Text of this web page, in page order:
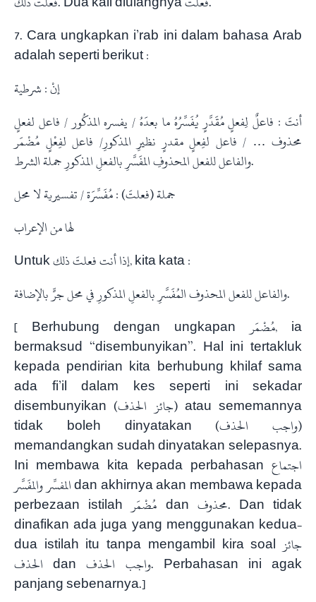
7. Cara ungkapkan i’rab ini dalam bahasa Arab
adalah seperti berikut :
إنْ : شرطية
أنتَ : فاعلٌ لِفعلٍ مُقَدَّرٍ يُفَسِّرُهُ ما بعدَهُ / يفسره المذكُور / فاعل لفعلٍ
محذوف … / فاعل لفِعلٍ مقدرٍ نظيرِ المذكورِ/ فاعل لفِعْلٍ مُضْمَر
والفاعل للفعل المحذوفِ المفَسَّرِ بالفعلِ المذكورِ جملة الشرط.
جملة (فعلتَ) : مُفَسِّرَة / تفسيرية لا محل
لها من الإعراب
Untuk إذا أنت فعلتَ ذلك, kita kata :
والفاعل للفعل المحذوف المُفَسَّرِ بالفعلِ المذكورِ في محل جرٍّ بالإضافة.
[ Berhubung dengan ungkapan مُضْمَر, ia
bermaksud “disembunyikan”. Hal ini tertakluk
kepada pendirian kita berhubung khilaf sama
ada fi’il dalam kes seperti ini sekadar
disembunyikan (جائز الحذف) atau sememannya
tidak boleh dinyatakan (واجب الحذف)
memandangkan sudah dinyatakan selepasnya.
Ini membawa kita kepada perbahasan اجتماع
المفسِّر والمفَسَّر dan akhirnya akan membawa kepada
perbezaan istilah مُضْمَر dan محذوف. Dan tidak
dinafikan ada juga yang menggunakan kedua-
dua istilah itu tanpa mengambil kira soal جائز
الحذف dan واجب الحذف. Perbahasan ini agak
panjang sebenarnya.]